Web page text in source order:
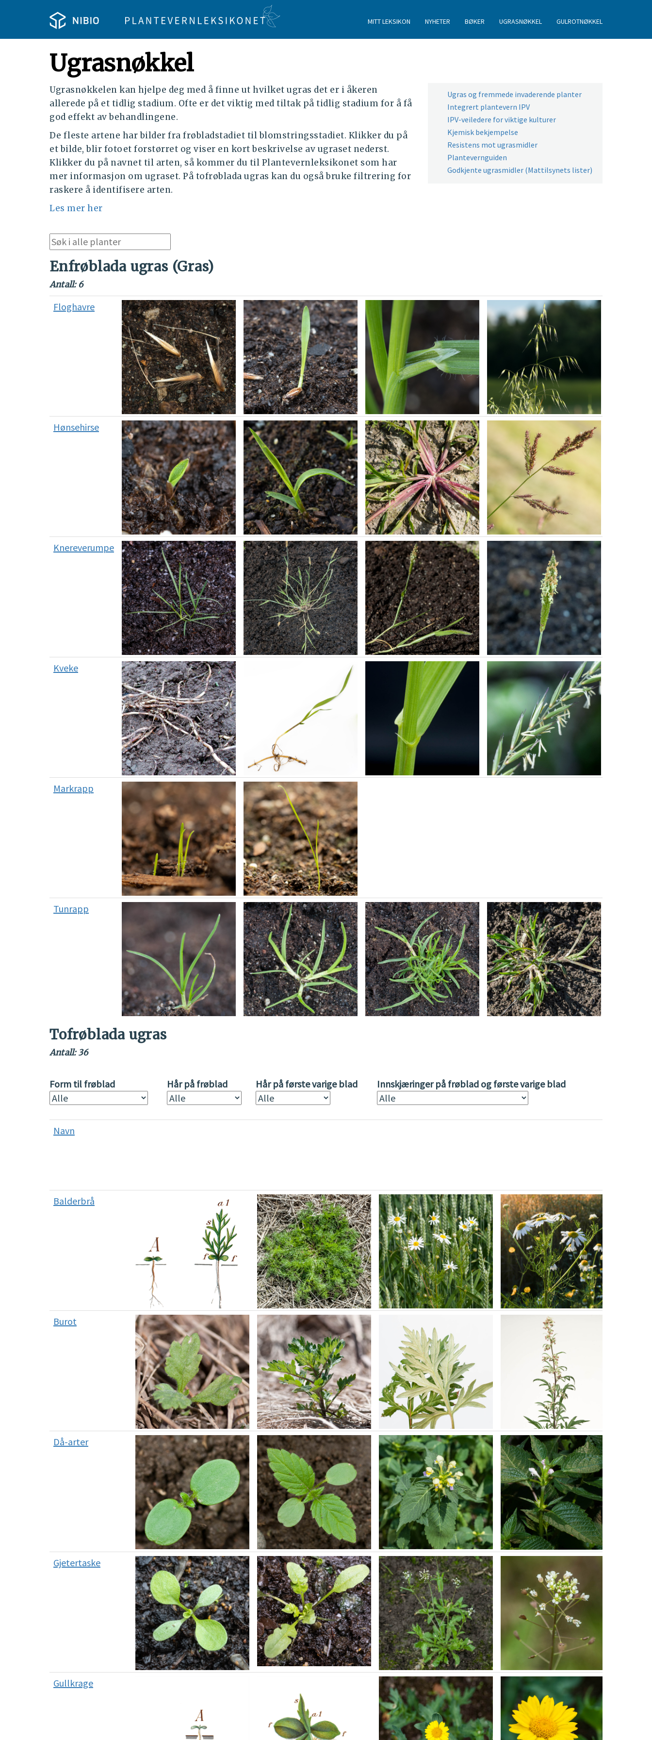
MITT LEKSIKON NYHETER BØKER UGRASNØKKEL GULROTNØKKEL
Ugrasnøkkel
Ugrasnøkkelen kan hjelpe deg med å finne ut hvilket ugras det er i åkeren
allerede på et tidlig stadium. Ofte er det viktig med tiltak på tidlig stadium for å få
god effekt av behandlingene.
De fleste artene har bilder fra frøbladstadiet til blomstringsstadiet. Klikker du på
et bilde, blir fotoet forstørret og viser en kort beskrivelse av ugraset nederst.
Klikker du på navnet til arten, så kommer du til Plantevernleksikonet som har
mer informasjon om ugraset. På tofrøblada ugras kan du også bruke filtrering for
raskere å identifisere arten.
Les mer her
Ugras og fremmede invaderende planter
Integrert plantevern IPV
IPV-veiledere for viktige kulturer
Kjemisk bekjempelse
Resistens mot ugrasmidler
Plantevernguiden
Godkjente ugrasmidler (Mattilsynets lister)
Enfrøblada ugras (Gras)
Antall: 6
Floghavre
Hønsehirse
Knereverumpe
Kveke
Markrapp
Tunrapp
Tofrøblada ugras
Antall: 36
Form til frøblad Hår på frøblad Hår på første varige blad Innskjæringer på frøblad og første varige blad
Navn
Balderbrå
Burot
Då-arter
Gjetertaske
Gullkrage